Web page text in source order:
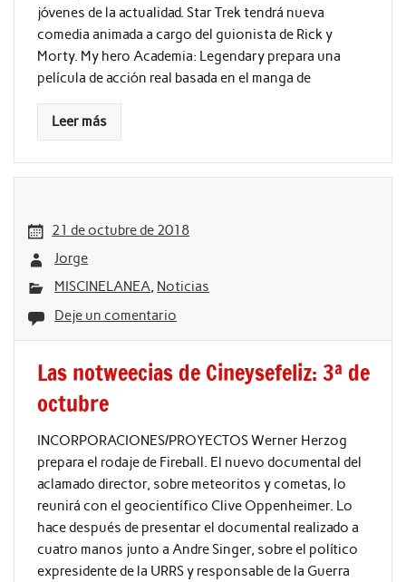
jóvenes de la actualidad. Star Trek tendrá nueva
comedia animada a cargo del guionista de Rick y
Morty. My hero Academia: Legendary prepara una
película de acción real basada en el manga de
Leer más
21 de octubre de 2018
Jorge
MISCINELANEA, Noticias
Deje un comentario
Las notweecias de Cineysefeliz: 3ª de
octubre
INCORPORACIONES/PROYECTOS Werner Herzog
prepara el rodaje de Fireball. El nuevo documental del
aclamado director, sobre meteoritos y cometas, lo
reunirá con el geocientífico Clive Oppenheimer. Lo
hace después de presentar el documental realizado a
cuatro manos junto a Andre Singer, sobre el político
expresidente de la URRS y responsable de la Guerra